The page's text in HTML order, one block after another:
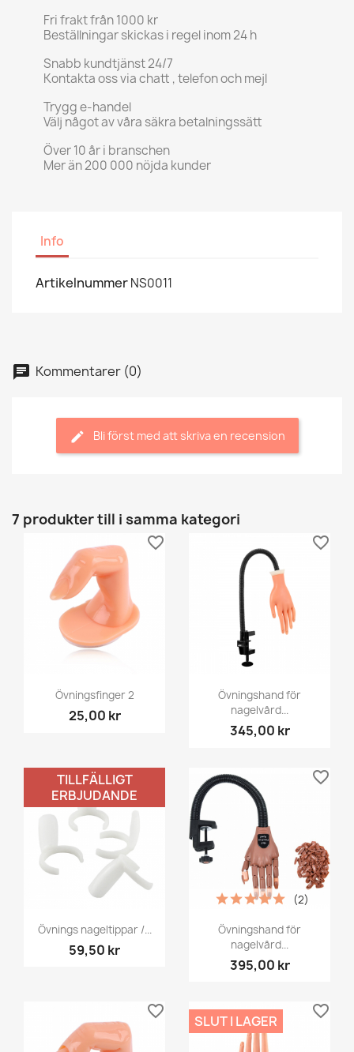
Fri frakt från 1000 kr
Beställningar skickas i regel inom 24 h
Snabb kundtjänst 24/7
Kontakta oss via chatt , telefon och mejl
Trygg e-handel
Välj något av våra säkra betalningssätt
Över 10 år i branschen
Mer än 200 000 nöjda kunder
Info
ArtikelnummerNS0011
Kommentarer (0)
Bli först med att skriva en recension
7 produkter till i samma kategori
Övningsfinger 2
25,00 kr
favorite_border
Övningshand för
nagelvård...
345,00 kr
favorite_border
Övnings nageltippar /...
59,50 kr
TILLFÄLLIGT
ERBJUDANDE
Övningshand för
nagelvård...
395,00 kr
(2)
favorite_border
favorite_border
SLUT I LAGER
favorite_border